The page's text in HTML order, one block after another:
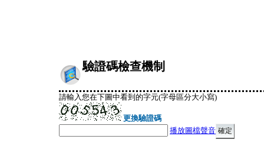
驗證碼檢查機制
請輸入您在下圖中看到的字元(字母區分大小寫)
更換驗證碼
播放圖檔聲音